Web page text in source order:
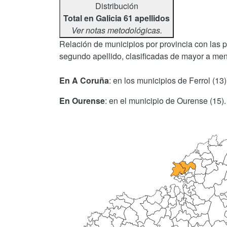
Distribución
Total en Galicia 61 apellidos
Ver notas metodológicas.
Relación de municipios por provincia con las
segundo apellido, clasificadas de mayor a
En A Coruña: en los municipios de Ferrol
En Ourense: en el municipio de Ourense (15).